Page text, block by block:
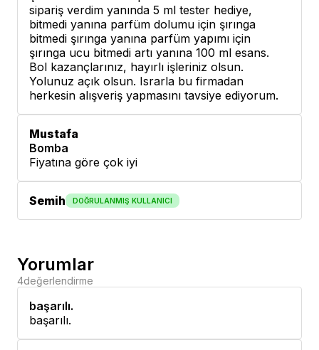
sipariş verdim yanında 5 ml tester hediye,
bitmedi yanına parfüm dolumu için şırınga
bitmedi şırınga yanına parfüm yapımı için
şırınga ucu bitmedi artı yanına 100 ml esans.
Bol kazançlarınız, hayırlı işleriniz olsun.
Yolunuz açık olsun. Israrla bu firmadan
herkesin alışveriş yapmasını tavsiye ediyorum.
Mustafa
Bomba
Fiyatına göre çok iyi
Semih DOĞRULANMIŞ KULLANICI
Yorumlar
4değerlendirme
başarılı.
başarılı.